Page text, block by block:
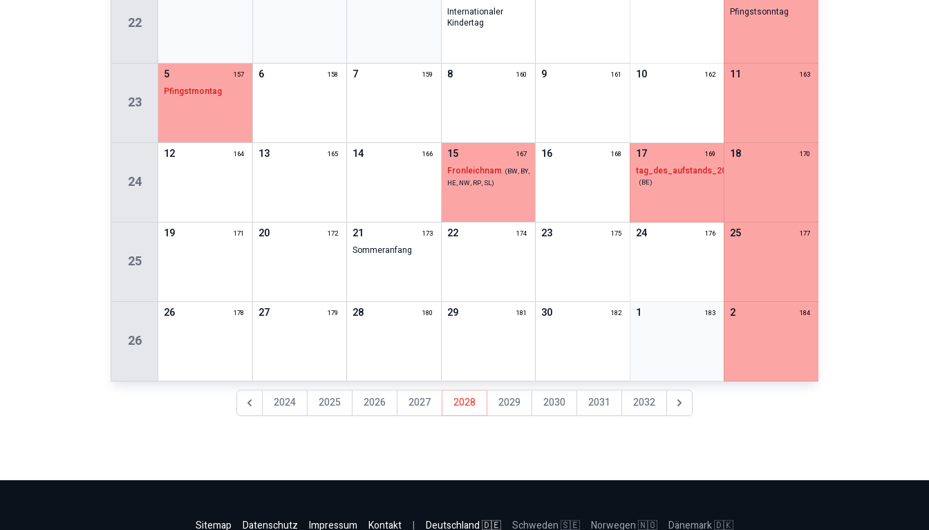
22
Internationaler
Kindertag
Pfingstsonntag
23
5 157
Pfingstmontag
6 158 7 159 8 160 9 161 10 162 11 163
24
12 164 13 165 14 166 15 167
Fronleichnam (BW, BY,
HE, NW, RP, SL)
16 168 17 169
tag_des_aufstands_2028
(BE)
18 170
25
19 171 20 172 21 173
Sommeranfang
22 174 23 175 24 176 25 177
26
26 178 27 179 28 180 29 181 30 182 1 183 2 184
Vorheriges Jahr
2024 2025 2026 2027 2028 2029 2030 2031 2032 Nächstes Jahr
Sitemap Datenschutz Impressum Kontakt | Deutschland 🇩🇪 Schweden 🇸🇪 Norwegen 🇳🇴 Dänemark 🇩🇰